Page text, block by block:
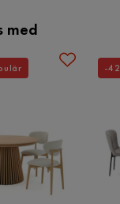
under sitsen
med
-